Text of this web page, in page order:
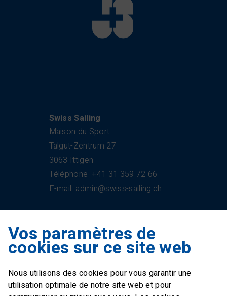
Swiss Sailing
Maison du Sport
Talgut-Zentrum 27
3063 Ittigen
Téléphone +41 31 359 72 66
E-mail admin@swiss-sailing.ch
Swiss Sailing Team
Industriestrasse 51
E-mail office@swiss-sailing-
team.ch
Vos paramètres de
cookies sur ce site web
Nous utilisons des cookies pour vous garantir une
utilisation optimale de notre site web et pour